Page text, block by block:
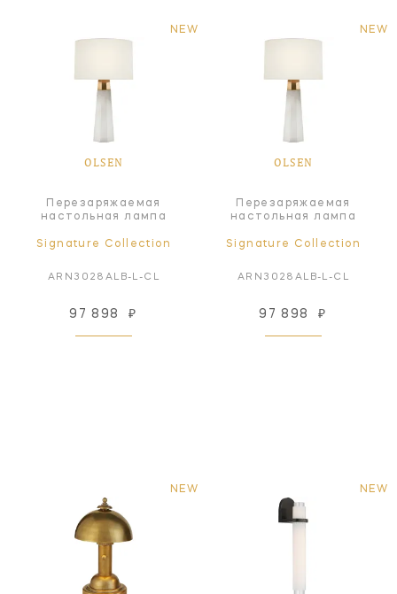
NEW
OLSEN
Перезаряжаемая
настольная лампа
Signature Collection
ARN3028ALB-L-CL
97 898 ₽
NEW
OLSEN
Перезаряжаемая
настольная лампа
Signature Collection
ARN3028ALB-L-CL
97 898 ₽
NEW NEW